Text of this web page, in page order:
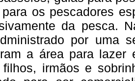
os pescadores
da pesca.
por uma
a área para lazer
filhos, irmãos e